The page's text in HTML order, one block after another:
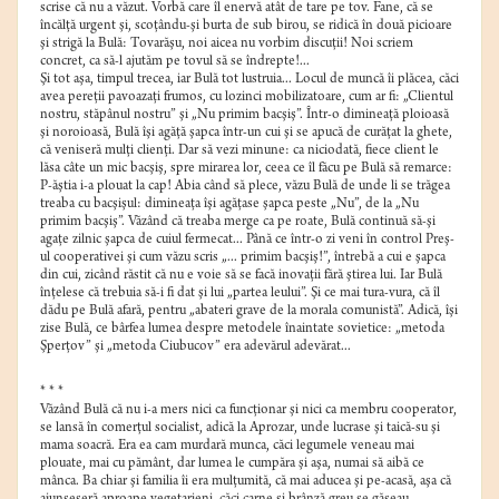
scrise că nu a văzut. Vorbă care îl enervă atât de tare pe tov. Fane, că se
încălţă urgent şi, scoţându-şi burta de sub birou, se ridică în două picioare
şi strigă la Bulă: Tovarăşu, noi aicea nu vorbim discuţii! Noi scriem
concret, ca să-l ajutăm pe tovul să se îndrepte!...
Şi tot aşa, timpul trecea, iar Bulă tot lustruia... Locul de muncă îi plăcea, căci
avea pereţii pavoazaţi frumos, cu lozinci mobilizatoare, cum ar fi: „Clientul
nostru, stăpânul nostru” şi „Nu primim bacşiş”. Într-o dimineaţă ploioasă
şi noroioasă, Bulă îşi agăţă şapca într-un cui şi se apucă de curăţat la ghete,
că veniseră mulţi clienţi. Dar să vezi minune: ca niciodată, fiece client le
lăsa câte un mic bacşiş, spre mirarea lor, ceea ce îl făcu pe Bulă să remarce:
P-ăştia i-a plouat la cap! Abia când să plece, văzu Bulă de unde li se trăgea
treaba cu bacşişul: dimineaţa îşi agăţase şapca peste „Nu”, de la „Nu
primim bacşiş”. Văzând că treaba merge ca pe roate, Bulă continuă să-şi
agaţe zilnic şapca de cuiul fermecat... Până ce într-o zi veni în control Preş-
ul cooperativei şi cum văzu scris „... primim bacşiş!”, întrebă a cui e şapca
din cui, zicând răstit că nu e voie să se facă inovaţii fără ştirea lui. Iar Bulă
înţelese că trebuia să-i fi dat şi lui „partea leului”. Şi ce mai tura-vura, că îl
dădu pe Bulă afară, pentru „abateri grave de la morala comunistă”. Adică, îşi
zise Bulă, ce bârfea lumea despre metodele înaintate sovietice: „metoda
Şperţov” şi „metoda Ciubucov” era adevărul adevărat...
* * *
Văzând Bulă că nu i-a mers nici ca funcţionar şi nici ca membru cooperator,
se lansă în comerţul socialist, adică la Aprozar, unde lucrase şi taică-su şi
mama soacră. Era ea cam murdară munca, căci legumele veneau mai
plouate, mai cu pământ, dar lumea le cumpăra şi aşa, numai să aibă ce
mânca. Ba chiar şi familia îi era mulţumită, că mai aducea şi pe-acasă, aşa că